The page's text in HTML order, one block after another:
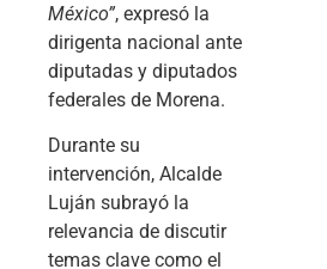
México”, expresó la
dirigenta nacional ante
diputadas y diputados
federales de Morena.
Durante su
intervención, Alcalde
Luján subrayó la
relevancia de discutir
temas clave como el